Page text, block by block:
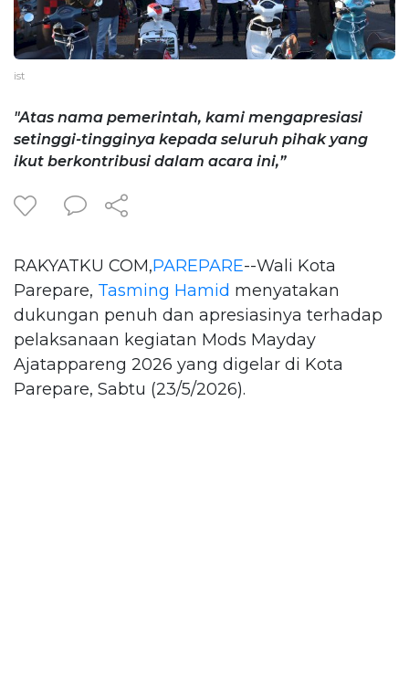
ist
"Atas nama pemerintah, kami mengapresiasi
setinggi-tingginya kepada seluruh pihak yang
ikut berkontribusi dalam acara ini,”
RAKYATKU COM,PAREPARE--Wali Kota
Parepare, Tasming Hamid menyatakan
dukungan penuh dan apresiasinya terhadap
pelaksanaan kegiatan Mods Mayday
Ajatappareng 2026 yang digelar di Kota
Parepare, Sabtu (23/5/2026).